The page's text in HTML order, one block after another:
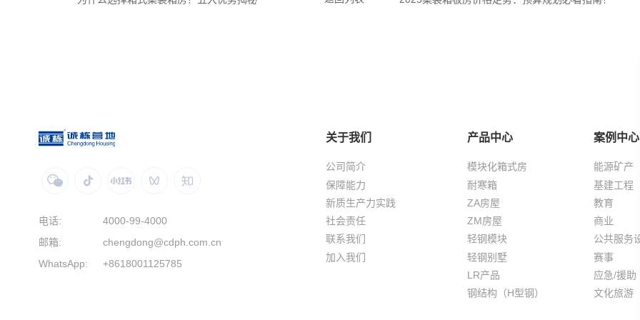
电话:
4000-99-4000
邮箱:
chengdong@cdph.com.cn
WhatsApp:
+8618001125785
关于我们
公司简介
保障能力
新质生产力实践
社会责任
联系我们
加入我们
产品中心
模块化箱式房
耐寒箱
ZA房屋
ZM房屋
轻钢模块
轻钢别墅
LR产品
钢结构（H型钢）
案例中心
能源矿产
基建工程
教育
商业
公共服务
赛事
应急/援助
文化旅游